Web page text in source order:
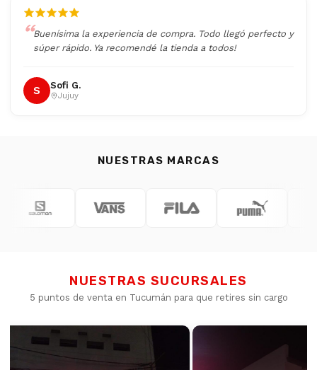
Buenísima la experiencia de compra. Todo llegó perfecto y
súper rápido. Ya recomendé la tienda a todos!
S Sofi G.
Jujuy
NUESTRAS MARCAS
NUESTRAS SUCURSALES
5 puntos de venta en Tucumán para que retires sin cargo